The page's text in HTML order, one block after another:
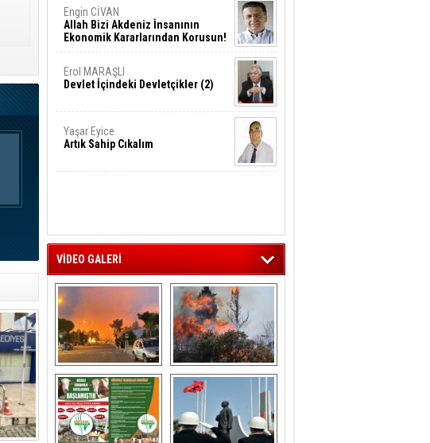
Engin CİVAN
Allah Bizi Akdeniz İnsanının
Ekonomik Kararlarından Korusun!
Erol MARAŞLI
Devlet İçindeki Devletçikler (2)
Yaşar Eyice
Artık Sahip Cıkalım
VİDEO GALERİ
Aliağa ‘da  otluk
alanda çıkan
yangın evlere
sıçramadan
söndürüldü
Aliağa'nın Ciğerleri